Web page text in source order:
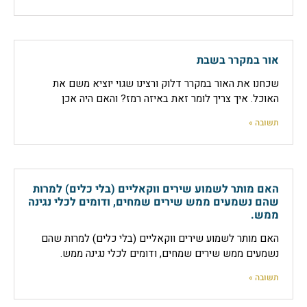
אור במקרר בשבת
שכחנו את האור במקרר דלוק ורצינו שגוי יוציא משם את
האוכל. איך צריך לומר זאת באיזה רמז? והאם היה אכן
תשובה »
האם מותר לשמוע שירים ווקאליים (בלי כלים) למרות
שהם נשמעים ממש שירים שמחים, ודומים לכלי נגינה
ממש.
האם מותר לשמוע שירים ווקאליים (בלי כלים) למרות שהם
נשמעים ממש שירים שמחים, ודומים לכלי נגינה ממש.
תשובה »